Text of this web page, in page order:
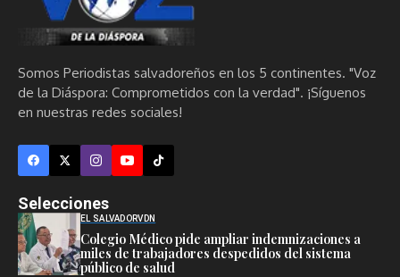
Somos Periodistas salvadoreños en los 5 continentes. "Voz
de la Diáspora: Comprometidos con la verdad". ¡Síguenos
en nuestras redes sociales!
Selecciones
EL SALVADORVDN
Colegio Médico pide ampliar indemnizaciones a
miles de trabajadores despedidos del sistema
público de salud